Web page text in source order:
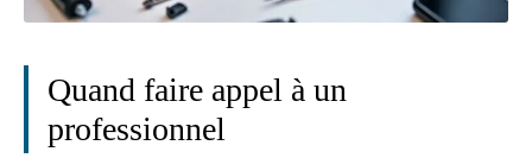
Quand faire appel à un
professionnel